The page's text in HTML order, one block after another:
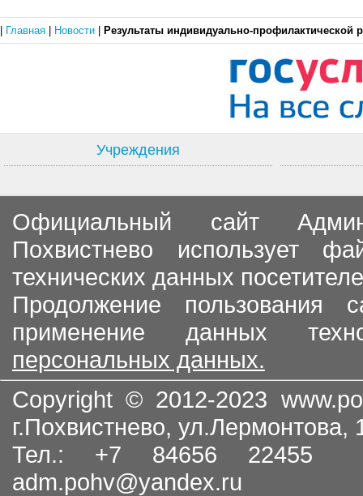
Главная Новости Результаты
Учреждения
Официальный сайт
Похвистнево использует
технических данных
Продолжение пользования
применение данных
персональных данных.
Copyright © 2012-2023
г.Похвистнево, ул.Лермонтова,
Тел.: +7 84656
adm.pohv@yandex.ru